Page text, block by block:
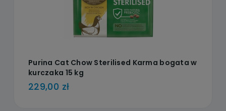
Purina Cat Chow Sterilised Karma bogata w
kurczaka 15 kg
229,00 zł